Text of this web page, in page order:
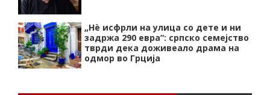
„Нѐ исфрли на улица со дете и ни
задржа 290 евра“: српско семејство
тврди дека доживеало драма на
одмор во Грција